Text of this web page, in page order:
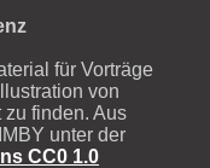
für Vorträge
von
zu finden. Aus
unter der
CC0 1.0